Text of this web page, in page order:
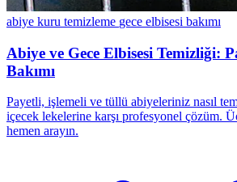
abiye kuru temizleme gece elbisesi bakımı
Abiye ve Gece Elbisesi Temizliği:
Bakımı
Payetli, işlemeli ve tüllü abiyeleriniz nasıl
içecek lekelerine karşı profesyonel çözüm.
hemen arayın.